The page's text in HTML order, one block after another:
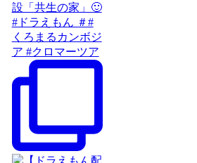
設「共生の家」🙂
#ドラえもん ＃#
くろまるカンボジ
ア #クロマーツア